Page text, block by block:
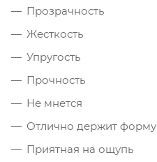
Прозрачность
Жесткость
Упругость
Прочность
Не мнется
Отлично держит форму
Приятная на ощупь